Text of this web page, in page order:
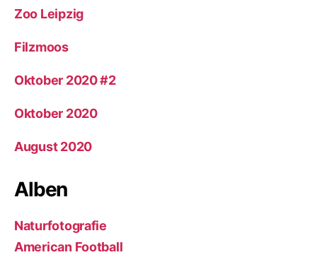
Zoo Leipzig
Filzmoos
Oktober 2020 #2
Oktober 2020
August 2020
Alben
Naturfotografie
American Football